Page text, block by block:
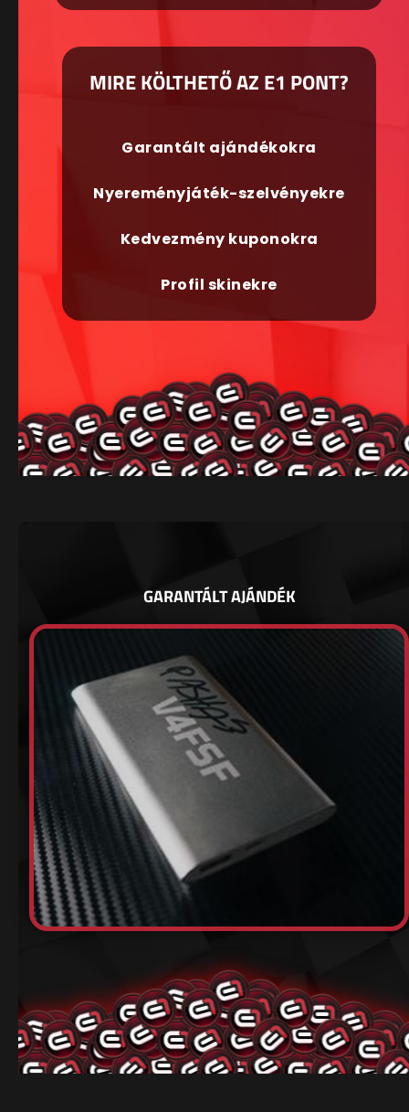
MIRE KÖLTHETŐ AZ E1 PONT?
Garantált ajándékokra
Nyereményjáték-szelvényekre
Kedvezmény kuponokra
Profil skinekre
GARANTÁLT AJÁNDÉK